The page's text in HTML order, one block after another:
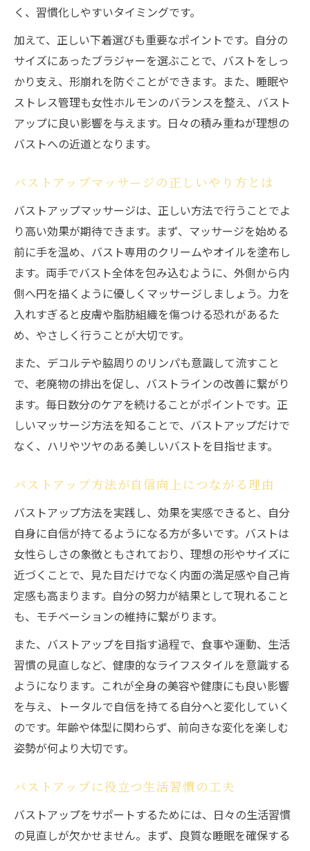
く、習慣化しやすいタイミングです。
加えて、正しい下着選びも重要なポイントです。自分の
サイズにあったブラジャーを選ぶことで、バストをしっ
かり支え、形崩れを防ぐことができます。また、睡眠や
ストレス管理も女性ホルモンのバランスを整え、バスト
アップに良い影響を与えます。日々の積み重ねが理想の
バストへの近道となります。
バストアップマッサージの正しいやり方とは
バストアップマッサージは、正しい方法で行うことでよ
り高い効果が期待できます。まず、マッサージを始める
前に手を温め、バスト専用のクリームやオイルを塗布し
ます。両手でバスト全体を包み込むように、外側から内
側へ円を描くように優しくマッサージしましょう。力を
入れすぎると皮膚や脂肪組織を傷つける恐れがあるた
め、やさしく行うことが大切です。
また、デコルテや脇周りのリンパも意識して流すこと
で、老廃物の排出を促し、バストラインの改善に繋がり
ます。毎日数分のケアを続けることがポイントです。正
しいマッサージ方法を知ることで、バストアップだけで
なく、ハリやツヤのある美しいバストを目指せます。
バストアップ方法が自信向上につながる理由
バストアップ方法を実践し、効果を実感できると、自分
自身に自信が持てるようになる方が多いです。バストは
女性らしさの象徴ともされており、理想の形やサイズに
近づくことで、見た目だけでなく内面の満足感や自己肯
定感も高まります。自分の努力が結果として現れること
も、モチベーションの維持に繋がります。
また、バストアップを目指す過程で、食事や運動、生活
習慣の見直しなど、健康的なライフスタイルを意識する
ようになります。これが全身の美容や健康にも良い影響
を与え、トータルで自信を持てる自分へと変化していく
のです。年齢や体型に関わらず、前向きな変化を楽しむ
姿勢が何より大切です。
バストアップに役立つ生活習慣の工夫
バストアップをサポートするためには、日々の生活習慣
の見直しが欠かせません。まず、良質な睡眠を確保する